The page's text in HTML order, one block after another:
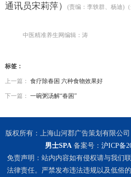
通讯员宋莉萍）
(责编：李轶群、杨迪)（
中医精准养生网编辑：涛
标签：
上一篇： 食疗除春困 六种食物效果好
下一篇： 一碗粥汤解“春困”
版权所有：上海山河郡广告策划有限公司
男士SPA 备案号： 沪ICP备
免责声明：站内内容如有侵权请与我们
法律责任。严禁发布违法违规以及低俗